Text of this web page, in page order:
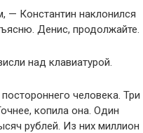
Константин наклонился
Денис, продолжайте.
над клавиатурой.
человека. Три
копила она. Один
рублей. Из них миллион